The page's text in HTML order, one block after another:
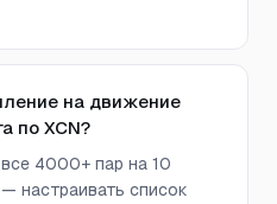
на движение
по XCN?
4000+ пар на 10
настраивать список